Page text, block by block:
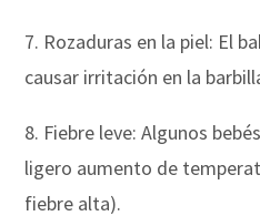
7. Rozaduras en la piel: El
causar irritación en la
8. Fiebre leve: Algunos
ligero aumento de
fiebre alta).